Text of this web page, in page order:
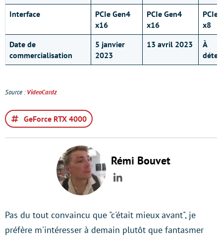
Interface
PCIe Gen4
x16
PCIe Gen4
x16
PCIe
x8
Date de
commercialisation
5 janvier
2023
13 avril 2023
À
Source :VideoCardz
GeForce RTX 4000
Rémi Bouvet
LinkedIn
Pas du tout convaincu que "c'était mieux avant", je
préfère m'intéresser à demain plutôt que fantasmer